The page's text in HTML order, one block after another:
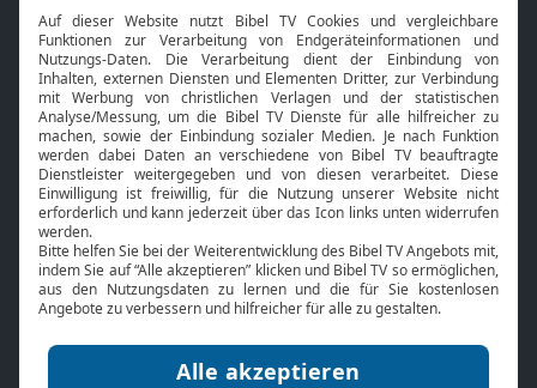
Neuigkeiten
Smart TV
HbbTV
Bibelthek Online-Bibel
Nächster Gottesdienst
Bibel TV
Über uns
Jobs
Mediadaten
Service
Kontakt
TV-Empfang